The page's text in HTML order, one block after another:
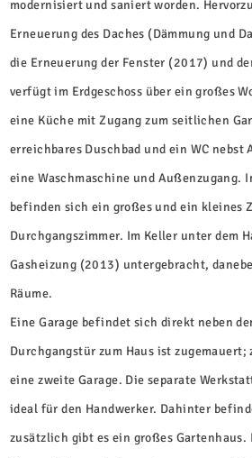
modernisiert und saniert worden.
Erneuerung des Daches (Dämmung und
die Erneuerung der Fenster (2017) und
verfügt im Erdgeschoss über ein großes
eine Küche mit Zugang zum seitlichen
erreichbares Duschbad und ein WC
eine Waschmaschine und Außenzugang.
befinden sich ein großes und ein kleines
Durchgangszimmer. Im Keller unter dem
Gasheizung (2013) untergebracht,
Räume.
Eine Garage befindet sich direkt neben
Durchgangstür zum Haus ist
eine zweite Garage. Die separate
ideal für den Handwerker. Dahinter
zusätzlich gibt es ein großes Gartenhaus.